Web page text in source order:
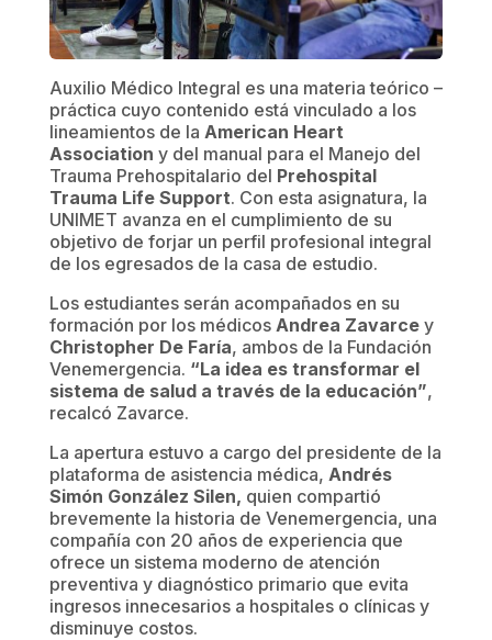
Auxilio Médico Integral es una materia teórico –
práctica cuyo contenido está vinculado a los
lineamientos de la American Heart
Association y del manual para el Manejo del
Trauma Prehospitalario del Prehospital
Trauma Life Support. Con esta asignatura, la
UNIMET avanza en el cumplimiento de su
objetivo de forjar un perfil profesional integral
de los egresados de la casa de estudio.
Los estudiantes serán acompañados en su
formación por los médicos Andrea Zavarcey
Christopher De Faría, ambos de la Fundación
Venemergencia. “La idea es transformar el
sistema de salud a través de la educación”,
recalcó Zavarce.
La apertura estuvo a cargo del presidente de la
plataforma de asistencia médica, Andrés
Simón González Silen, quien compartió
brevemente la historia de Venemergencia, una
compañía con 20 años de experiencia que
ofrece un sistema moderno de atención
preventiva y diagnóstico primario que evita
ingresos innecesarios a hospitales o clínicas y
disminuye costos.